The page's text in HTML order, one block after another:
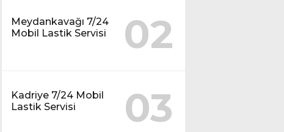
Meydankavağı 7/24
Mobil Lastik Servisi
02
Kadriye 7/24 Mobil
Lastik Servisi
03